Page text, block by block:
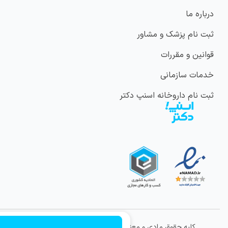
درباره ما
ثبت نام پزشک و مشاور
قوانین و مقررات
خدمات سازمانی
ثبت نام داروخانه اسنپ دکتر